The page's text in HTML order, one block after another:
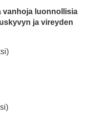
vanhoja luonnollisia
ja vireyden